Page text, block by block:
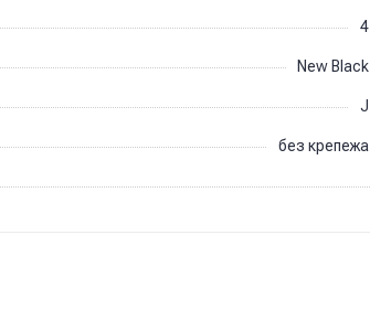
4
New Black
J
без крепежа